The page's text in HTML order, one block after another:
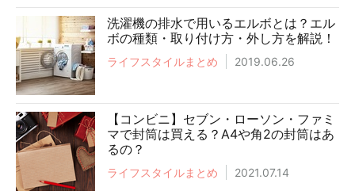
洗濯機の排水で用いるエルボとは？エル
ボの種類・取り付け方・外し方を解説！
ライフスタイルまとめ 2019.06.26
【コンビニ】セブン・ローソン・ファミ
マで封筒は買える？A4や角2の封筒はあ
るの？
ライフスタイルまとめ 2021.07.14